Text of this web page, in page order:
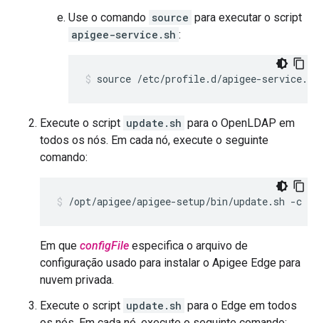
Use o comando source para executar o script
apigee-service.sh :
source /etc/profile.d/apigee-service.sh
Execute o script update.sh para o OpenLDAP em
todos os nós. Em cada nó, execute o seguinte
comando:
/opt/apigee/apigee-setup/bin/update.sh -c
Em que configFile especifica o arquivo de
configuração usado para instalar o Apigee Edge para
nuvem privada.
Execute o script update.sh para o Edge em todos